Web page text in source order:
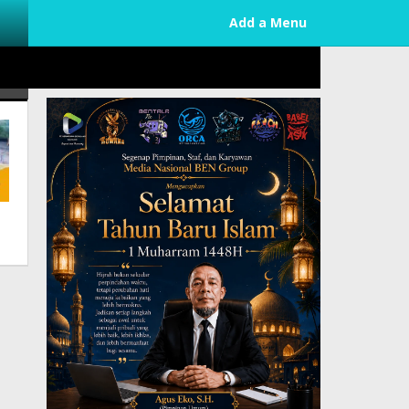
Add a Menu